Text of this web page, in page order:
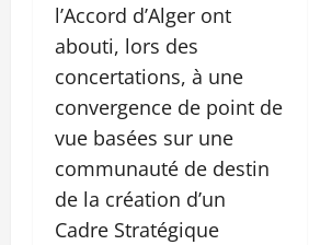
l’Accord d’Alger ont
abouti, lors des
concertations, à une
convergence de point de
vue basées sur une
communauté de destin
de la création d’un
Cadre Stratégique